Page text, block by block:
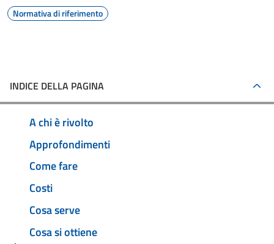
Normativa di riferimento
INDICE DELLA PAGINA
A chi è rivolto
Approfondimenti
Come fare
Costi
Cosa serve
Cosa si ottiene